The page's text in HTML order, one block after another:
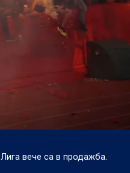
Лига вече са в продажба.